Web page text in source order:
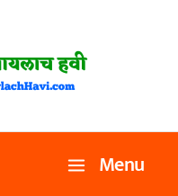
Menu